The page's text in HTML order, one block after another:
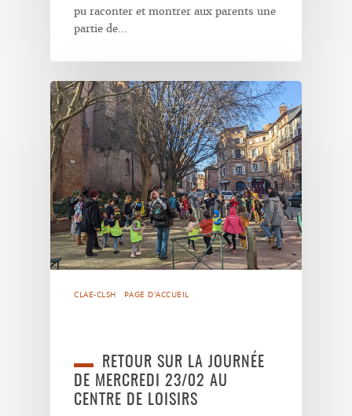
pu raconter et montrer aux parents une
partie de…
CLAE-CLSH PAGE D'ACCUEIL
RETOUR SUR LA JOURNÉE
DE MERCREDI 23/02 AU
CENTRE DE LOISIRS